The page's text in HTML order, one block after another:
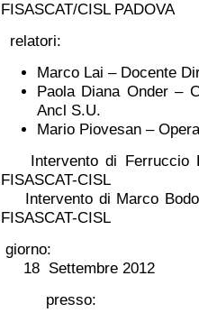
FISASCAT/CISL PADOVA
relatori:
Marco Lai – Docente
Paola Diana Onder –
Ancl S.U.
Mario Piovesan –
Intervento di
FISASCAT-CISL
Intervento di Marco
FISASCAT-CISL
giorno:
18 Settembre 2012
presso: